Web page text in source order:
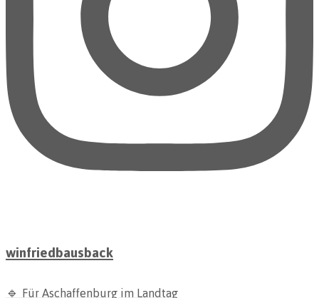
winfriedbausback
🔹 Für Aschaffenburg im Landtag